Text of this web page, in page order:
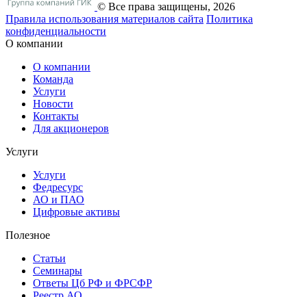
© Все права защищены, 2026
Правила использования материалов сайта Политика
конфиденциальности
О компании
О компании
Команда
Услуги
Новости
Контакты
Для акционеров
Услуги
Услуги
Федресурс
АО и ПАО
Цифровые активы
Полезное
Статьи
Cеминары
Ответы Цб РФ и ФРСФР